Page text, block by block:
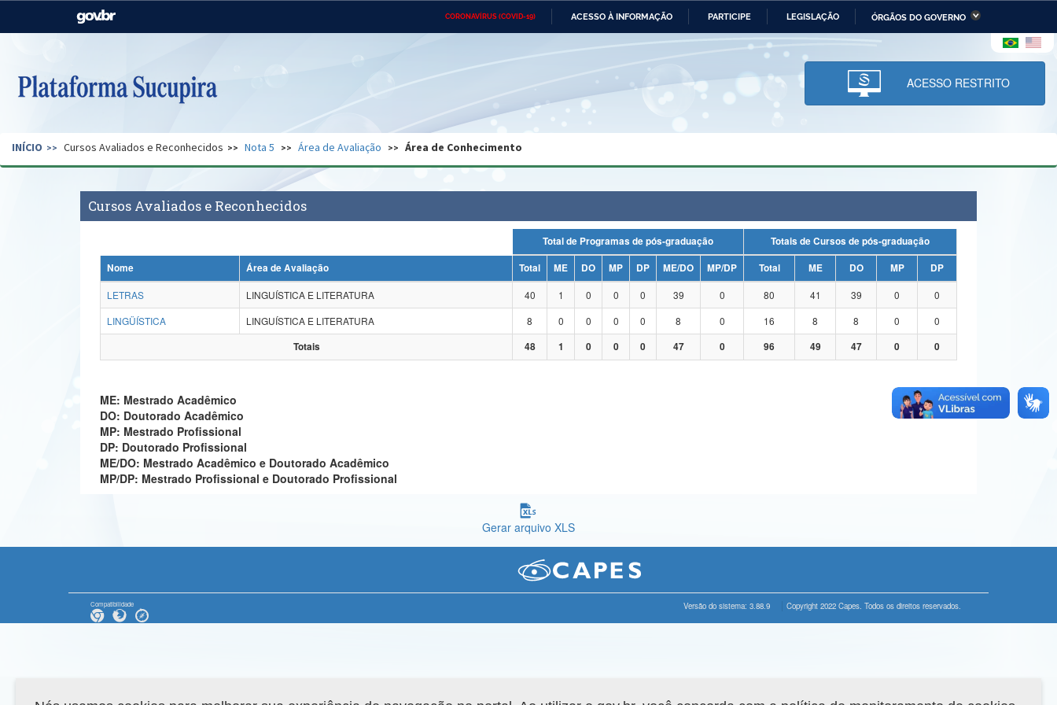
CORONAVÍRUS (COVID-19) ACESSO À INFORMAÇÃO PARTICIPE LEGISLAÇÃO ÓRGÃOS DO GOVERNO
Casa Civil Ministério das Relações Ministério da Economia Ministério da Infraestrutura
Pecuária e Abastecimento
Ministério da Ciência,
Tecnologia, Inovações e
Comunicações
Ministério do Desenvolvimento
Regional e dos Direitos Humanos
Secretaria de Governo Gabinete de Segurança Advocacia-Geral da União Banco Central do Brasil Planalto
ACESSO RESTRITO
INÍCIO Cursos Avaliados e Reconhecidos Nota 5 Área de Avaliação Área de Conhecimento
Cursos Avaliados e Reconhecidos
Total de Programas de pós-graduação
Totais de Cursos de pós-graduação
Nome
Área de Avaliação Total ME DO MP DP ME/DO MP/DP Total ME DO MP
DP
LETRAS
LINGUÍSTICA E LITERATURA 40 1 0 0 0 39 0 80 41 39 0
0
LINGÜÍSTICA
LINGUÍSTICA E LITERATURA 8 0 0 0 0 8 0 16 8 8 0
0
Totais
48 1 0 0 0 47 0 96 49 47 0 0
ME: Mestrado Acadêmico
DO: Doutorado Acadêmico
MP: Mestrado Profissional
DP: Doutorado Profissional
ME/DO: Mestrado Acadêmico e Doutorado Acadêmico
MP/DP: Mestrado Profissional e Doutorado Profissional
Gerar arquivo XLS
Compatibilidade Versão do sistema: 3.88.9 Copyright 2022 Capes. Todos os direitos reservados.